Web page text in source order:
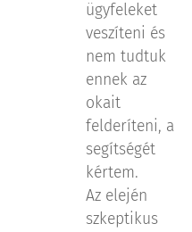
ügyfeleket
veszíteni és
nem tudtuk
ennek az
okait
felderíteni, a
segítségét
kértem.
Az elején
szkeptikus